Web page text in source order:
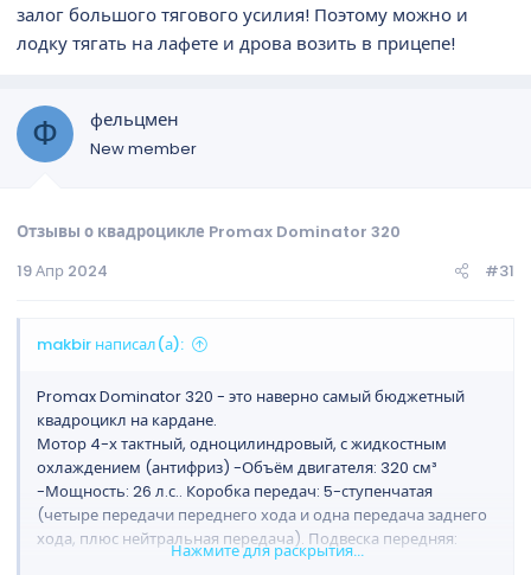
залог большого тягового усилия! Поэтому можно и
лодку тягать на лафете и дрова возить в прицепе!
Ф фельцмен
New member
Отзывы о квадроцикле Promax Dominator 320
19 Апр 2024
#31
makbir написал(а):
Promax Dominator 320 - это наверно самый бюджетный
квадроцикл на кардане.
Мотор 4-х тактный, одноцилиндровый, с жидкостным
охлаждением (антифриз) -Объём двигателя: 320 см³
-Мощность: 26 л.с.. Коробка передач: 5-ступенчатая
(четыре передачи переднего хода и одна передача заднего
хода, плюс нейтральная передача). Подвеска передняя:
независимая на двойных поперечных рычагах с шаровыми
Нажмите для раскрытия...